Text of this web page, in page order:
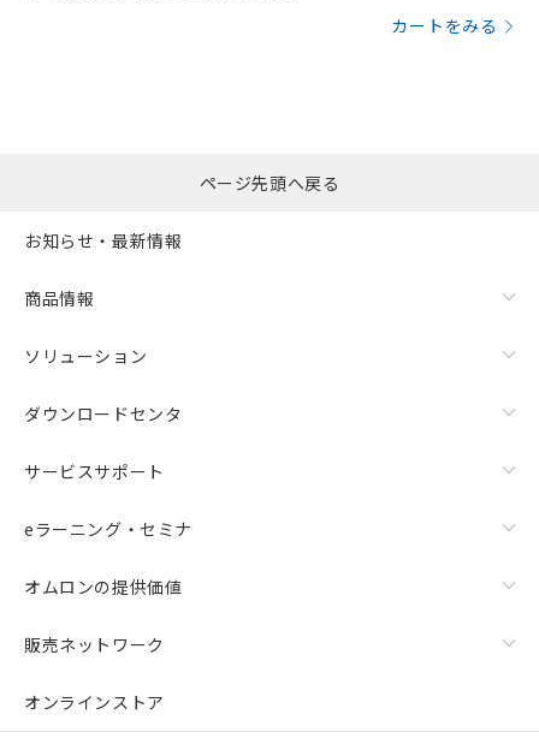
カートをみる
ページ先頭へ戻る
お知らせ・最新情報
商品情報
ソリューション
ダウンロードセンタ
サービスサポート
eラーニング・セミナ
オムロンの提供価値
販売ネットワーク
オンラインストア